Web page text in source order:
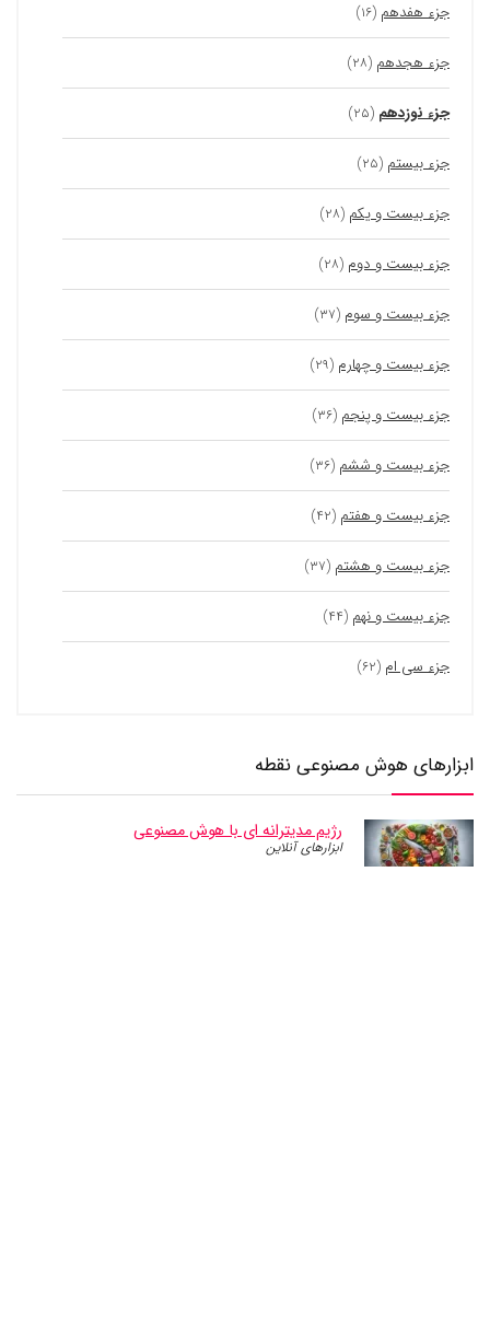
جزء هفدهم (۱۶)
جزء هجدهم (۲۸)
جزء نوزدهم (۲۵)
جزء بیستم (۲۵)
جزء بیست و یکم (۲۸)
جزء بیست و دوم (۲۸)
جزء بیست و سوم (۳۷)
جزء بیست و چهارم (۲۹)
جزء بیست و پنجم (۳۶)
جزء بیست و ششم (۳۶)
جزء بیست و هفتم (۴۲)
جزء بیست و هشتم (۳۷)
جزء بیست و نهم (۴۴)
جزء سی ام (۶۲)
ابزارهای هوش مصنوعی نقطه
رژیم مدیترانه ای با هوش مصنوعی
ابزارهای آنلاین